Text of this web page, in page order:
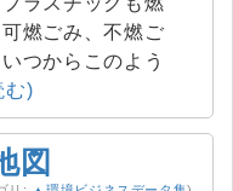
燃ごみ、不燃ご
つからこのよう
む)
図